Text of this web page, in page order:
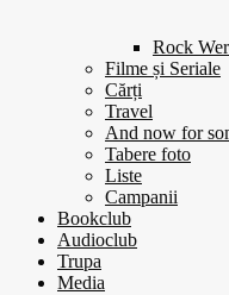
Rock
Filme și Seriale
Cărți
Travel
And now for
Tabere foto
Liste
Campanii
Bookclub
Audioclub
Trupa
Media